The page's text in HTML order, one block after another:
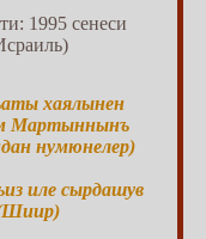
1995 сенеси
хаялынен
Мартыннынъ
нумюнелер)
иле сырдашув